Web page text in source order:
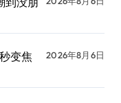
变焦
2026年8月6日